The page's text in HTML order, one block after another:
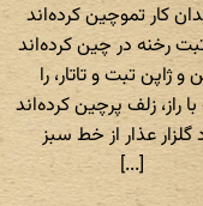
کار تموچین کرده‌اند
رخنه در چین کرده‌اند
و ژاپن تبت و تاتار، را
راز، زلف پرچین کرده‌اند
گلزار عذار از خط سبز
[...]